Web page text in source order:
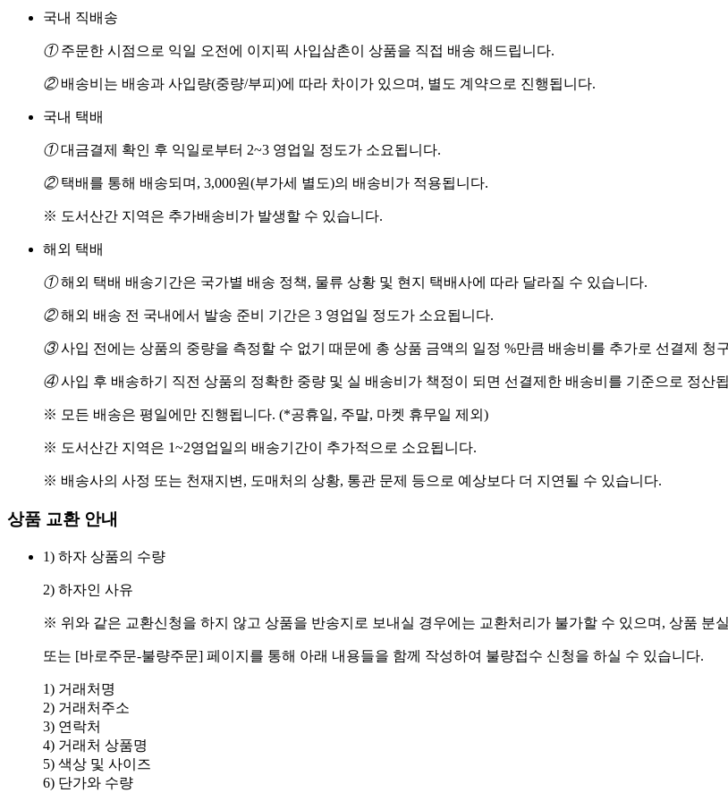
국내 직배송
①주문한 시점으로 익일 오전에 이지픽 사입삼촌이 상품을 직접 배송 해드립니다.
②배송비는 배송과 사입량(중량/부피)에 따라 차이가 있으며, 별도 계약으로 진행됩니다.
국내 택배
①대금결제 확인 후 익일로부터 2~3 영업일 정도가 소요됩니다.
②택배를 통해 배송되며, 3,000원(부가세 별도)의 배송비가 적용됩니다.
※ 도서산간 지역은 추가배송비가 발생할 수 있습니다.
해외 택배
①해외 택배 배송기간은 국가별 배송 정책, 물류 상황 및 현지 택배사에 따라 달라질 수 있습니다.
②해외 배송 전 국내에서 발송 준비 기간은 3 영업일 정도가 소요됩니다.
③사입 전에는 상품의 중량을 측정할 수 없기 때문에 총 상품 금액의 일정 %만큼 배송비를 추가로 선결제 청
④사입 후 배송하기 직전 상품의 정확한 중량 및 실 배송비가 책정이 되면 선결제한 배송비를 기준으로 정산
※ 모든 배송은 평일에만 진행됩니다. (*공휴일, 주말, 마켓 휴무일 제외)
※ 도서산간 지역은 1~2영업일의 배송기간이 추가적으로 소요됩니다.
※ 배송사의 사정 또는 천재지변, 도매처의 상황, 통관 문제 등으로 예상보다 더 지연될 수 있습니다.
상품 교환 안내
1) 하자 상품의 수량
2) 하자인 사유
※ 위와 같은 교환신청을 하지 않고 상품을 반송지로 보내실 경우에는 교환처리가 불가할 수 있으며, 상품 분
또는 [바로주문-불량주문] 페이지를 통해 아래 내용들을 함께 작성하여 불량접수 신청을 하실 수 있습니다.
1) 거래처명
2) 거래처주소
3) 연락처
4) 거래처 상품명
5) 색상 및 사이즈
6) 단가와 수량